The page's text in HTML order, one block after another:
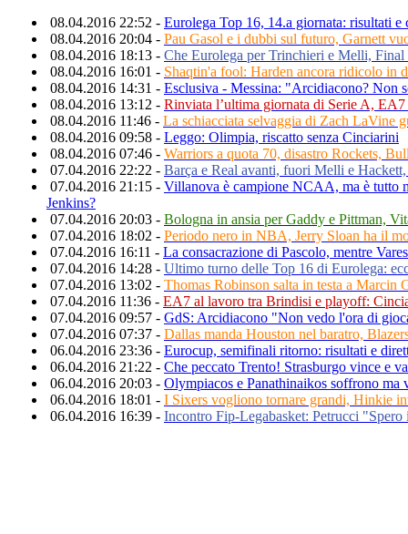
08.04.2016 22:52 - Eurolega Top 16, 14.a giornata: risultati e
08.04.2016 20:04 - Pau Gasol e i dubbi sul futuro, Garnett
08.04.2016 18:13 - Che Eurolega per Trinchieri e Melli, Final
08.04.2016 16:01 - Shaqtin'a fool: Harden ancora ridicolo in
08.04.2016 14:31 - Esclusiva - Messina: "Arcidiacono? Non
08.04.2016 13:12 - Rinviata l’ultima giornata di Serie A, EA7
08.04.2016 11:46 - La schiacciata selvaggia di Zach LaVine
08.04.2016 09:58 - Leggo: Olimpia, riscatto senza Cinciarini
08.04.2016 07:46 - Warriors a quota 70, disastro Rockets,
07.04.2016 22:22 - Barça e Real avanti, fuori Melli e
07.04.2016 21:15 - Villanova è campione NCAA, ma è tutto
Jenkins?
07.04.2016 20:03 - Bologna in ansia per Gaddy e Pittman,
07.04.2016 18:02 - Periodo nero in NBA, Jerry Sloan ha il
07.04.2016 16:11 - La consacrazione di Pascolo, mentre
07.04.2016 14:28 - Ultimo turno delle Top 16 di Eurolega:
07.04.2016 13:02 - Thomas Robinson salta in testa a
07.04.2016 11:36 - EA7 al lavoro tra Brindisi e playoff:
07.04.2016 09:57 - GdS: Arcidiacono "Non vedo l'ora di
07.04.2016 07:37 - Dallas manda Houston nel baratro,
06.04.2016 23:36 - Eurocup, semifinali ritorno: risultati e
06.04.2016 21:22 - Che peccato Trento! Strasburgo vince e
06.04.2016 20:03 - Olympiacos e Panathinaikos soffrono ma
06.04.2016 18:01 - I Sixers vogliono tornare grandi, Hinkie
06.04.2016 16:39 - Incontro Fip-Legabasket: Petrucci